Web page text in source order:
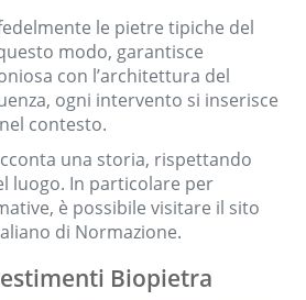
le pietre tipiche del
modo, garantisce
con l’architettura del
ogni intervento si inserisce
contesto.
una storia, rispettando
luogo. In particolare per
è possibile visitare il sito
di Normazione.
Biopietra